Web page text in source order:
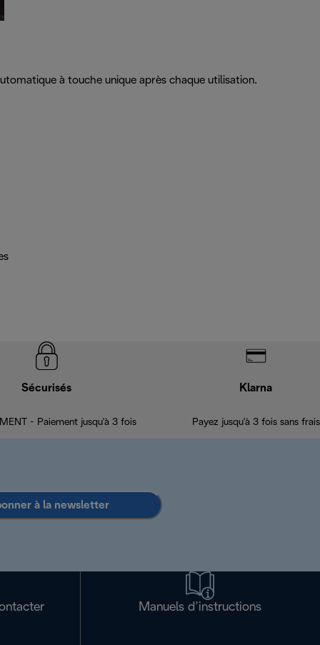
à touche unique après chaque utilisation.
Sécurisés
- Paiement jusqu'à 3 fois
Klarna
Payez jusqu'à 3 fois sans frais
à la newsletter
Manuels d’instructions